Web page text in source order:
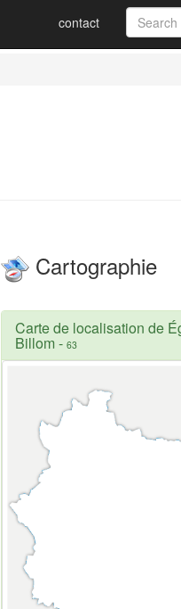
contact
Cartographie
Carte de localisation de
Billom- 63